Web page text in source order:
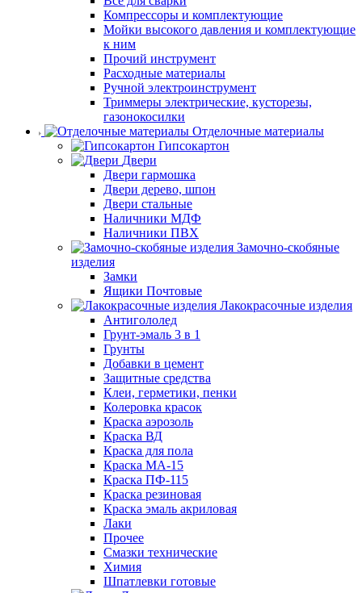
Компрессоры и комплектующие
Мойки высокого давления и комплектующие
к ним
Прочий инструмент
Расходные материалы
Ручной электроинструмент
Триммеры электрические, кусторезы,
газонокосилки
Отделочные материалы
Гипсокартон
Двери
Двери гармошка
Двери дерево, шпон
Двери стальные
Наличники МДФ
Наличники ПВХ
Замочно-скобяные
изделия
Замки
Ящики Почтовые
Лакокрасочные изделия
Антигололед
Грунт-эмаль 3 в 1
Грунты
Добавки в цемент
Защитные средства
Клеи, герметики, пенки
Колеровка красок
Краска аэрозоль
Краска ВД
Краска для пола
Краска МА-15
Краска ПФ-115
Краска резиновая
Краска эмаль акриловая
Лаки
Прочее
Смазки технические
Химия
Шпатлевки готовые